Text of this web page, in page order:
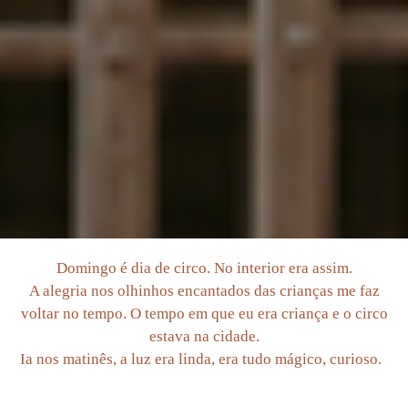
Domingo é dia de circo. No interior era assim.
A alegria nos olhinhos encantados das crianças me faz
voltar no tempo. O tempo em que eu era criança e o circo
estava na cidade.
Ia nos matinês, a luz era linda, era tudo mágico, curioso.